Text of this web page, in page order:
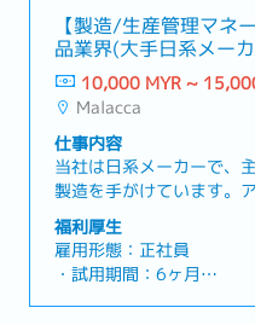
系上場メーカーにて、最
業のポジション！・顧客
社内連携まで幅広く担当
を磨ける環境！・現地法
し、日系グローバル企業
ンとして活躍できるチャン
ャーを募集します。本ポ
一定の品質基準を満たせ
築・運用を行うとともに
てチーム内外と円滑に連
引先を含む社外関係者と
定められた品質基準の達
りがいのあるポジション
満足を目指し、品質管理
質に関するデータを分析
を提案・品質管理チーム
・勤務地：マラッカ
・基本給与：
キルに応じて変動
・業績賞与：あり ※業績
・社用携帯電話：あり
・公的年金（EPF）：あり
・有給休暇：年間8日
・病気休暇：年間14日
【その他】
・就労ビザ取得サポート
・家族ビザ取得サポート
・片道航空券の費用：会
【製造/生産管理マネ
品業界(大手日系メー
利厚生充実
10,000 MYR ~
Malacca
仕事内容
当社は日系メーカーで、
製造を手がけています。
コンデンサ、LEDモジュ
を生産し、自動車や5G、
給しています。品質と環
り、国際認証の取得や地
行っています。【職務概
福利厚生
雇用形態：正社員
・試用期間：6ヶ月